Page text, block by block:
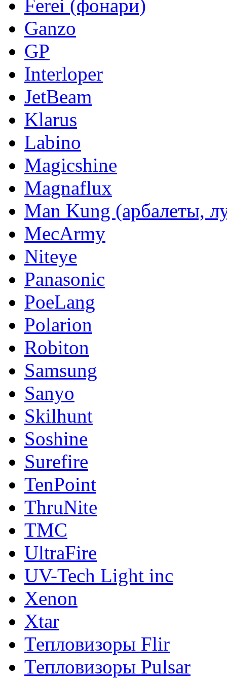
Ferei (фонари)
Ganzo
GP
Interloper
JetBeam
Klarus
Labino
Magicshine
Magnaflux
Man Kung (арбалеты,
MecArmy
Niteye
Panasonic
PoeLang
Polarion
Robiton
Samsung
Sanyo
Skilhunt
Soshine
Surefire
TenPoint
ThruNite
TMC
UltraFire
UV-Tech Light inc
Xenon
Xtar
Тепловизоры Flir
Тепловизоры Pulsar